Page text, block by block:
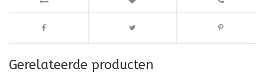
Gerelateerde producten